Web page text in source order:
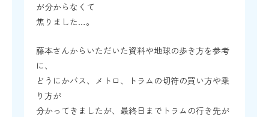
が分からなくて
焦りました…。
藤本さんからいただいた資料や地球の歩き方を参考
に、
どうにかバス、メトロ、トラムの切符の買い方や乗
り方が
分かってきましたが、最終日までトラムの行き先が